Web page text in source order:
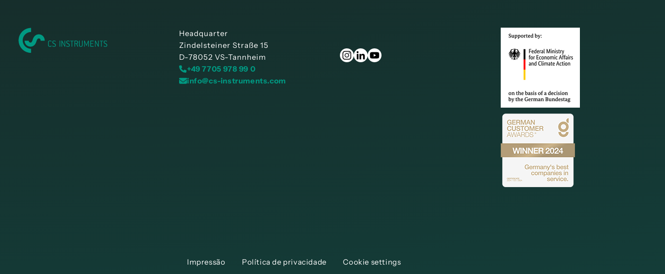
Headquarter
Zindelsteiner Straße 15
D-78052 VS-Tannheim
+49 7705 978 99 0
info@cs-instruments.com
Impressão Política de privacidade Cookie settings